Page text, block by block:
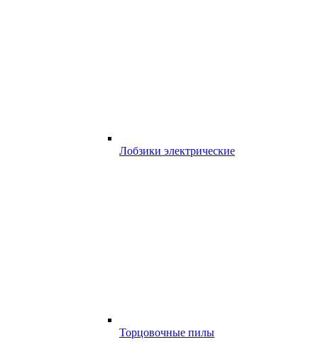
Лобзики электрические
Торцовочные пилы